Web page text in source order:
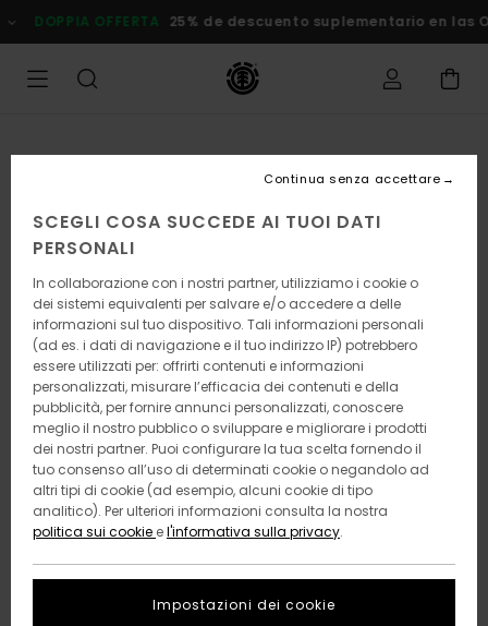
alle
informazioni
prodotto
DOPPIA OFFERTA 25% de descuento suplementario en las
SCEGLI COSA SUCCEDE AI TUOI DATI
PERSONALI
In collaborazione con i nostri partner, utilizziamo i cookie o
dei sistemi equivalenti per salvare e/o accedere a delle
informazioni sul tuo dispositivo. Tali informazioni personali
(ad es. i dati di navigazione e il tuo indirizzo IP) potrebbero
essere utilizzati per: offrirti contenuti e informazioni
personalizzati, misurare l’efficacia dei contenuti e della
pubblicità, per fornire annunci personalizzati, conoscere
meglio il nostro pubblico o sviluppare e migliorare i prodotti
dei nostri partner. Puoi configurare la tua scelta fornendo il
tuo consenso all’uso di determinati cookie o negandolo ad
altri tipi di cookie (ad esempio, alcuni cookie di tipo
analitico). Per ulteriori informazioni consulta la nostra
politica sui cookie el'informativa sulla privacy.
Impostazioni dei cookie
Continua senza accettare